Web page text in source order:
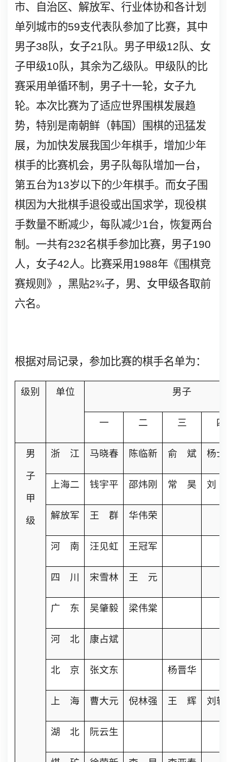
市、自治区、解放军、行业体协和各计划
单列城市的59支代表队参加了比赛，其中
男子38 队，女子21 队。男子甲级12 队、女
子甲级10 队，其余为乙级队。甲级队的比
赛采用单循环制，男子十一轮，女子九
轮。本次比赛为了适应世界围棋发展趋
势，特别是南朝鲜（韩国）围棋的迅猛发
展，为加快发展我国少年棋手，增加少年
棋手的比赛机会，男子队每队增加一台，
第五台为13岁以下的少年棋手。而女子围
棋因为大批棋手退役或出国求学，现役棋
手数量不断减少，每队减少1台，恢复两台
制。一共有232名棋手参加比赛，男子190
人，女子42人。比赛采用1988年《围棋竞
赛规则》，黑贴2¾子，男、女甲级各取前
六名。
根据对局记录，参加比赛的棋手名单为：
级别 单位 男子
一 二 三 四
男
子
甲
级
浙 江 马晓春 陈临新 俞 斌 杨
上海二 钱宇平 邵炜刚 常 昊 刘
解放军 王 群 华伟荣
河 南 汪见虹 王冠军
四 川 宋雪林 王 元
广 东 吴肇毅 梁伟棠
河 北 康占斌
北 京 张文东 杨晋华
上 海 曹大元 倪林强 王 辉 刘
湖 北 阮云生